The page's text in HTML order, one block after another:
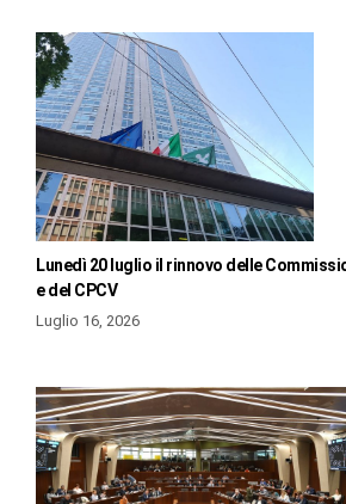
Lunedì 20 luglio il rinnovo delle
e del CPCV
Luglio 16, 2026